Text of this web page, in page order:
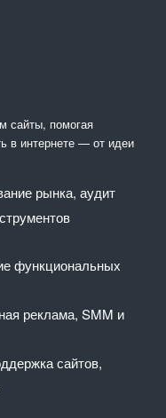
сайты, помогая
в интернете — от идеи
рынка, аудит
функциональных
реклама, SMM и
сайтов,